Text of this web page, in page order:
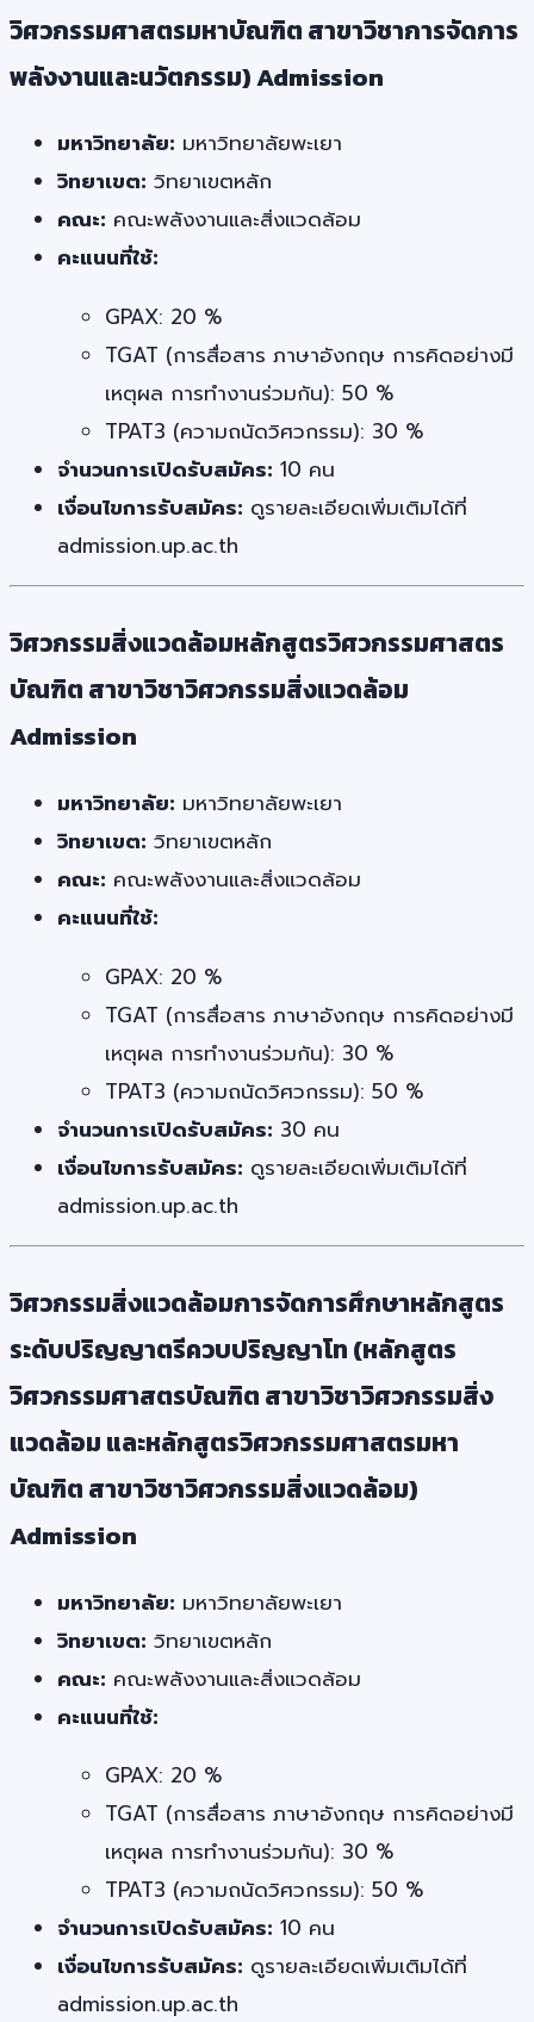
วิศวกรรมศาสตรมหาบัณฑิต สาขาวิชาการจัดการ
พลังงานและนวัตกรรม) Admission
มหาวิทยาลัย: มหาวิทยาลัยพะเยา
วิทยาเขต: วิทยาเขตหลัก
คณะ: คณะพลังงานและสิ่งแวดล้อม
คะแนนที่ใช้:
GPAX: 20 %
TGAT (การสื่อสาร ภาษาอังกฤษ การคิดอย่างมี
เหตุผล การทำงานร่วมกัน): 50 %
TPAT3 (ความถนัดวิศวกรรม): 30 %
จำนวนการเปิดรับสมัคร: 10 คน
เงื่อนไขการรับสมัคร: ดูรายละเอียดเพิ่มเติมได้ที่
admission.up.ac.th
วิศวกรรมสิ่งแวดล้อมหลักสูตรวิศวกรรมศาสตร
บัณฑิต สาขาวิชาวิศวกรรมสิ่งแวดล้อม
Admission
มหาวิทยาลัย: มหาวิทยาลัยพะเยา
วิทยาเขต: วิทยาเขตหลัก
คณะ: คณะพลังงานและสิ่งแวดล้อม
คะแนนที่ใช้:
GPAX: 20 %
TGAT (การสื่อสาร ภาษาอังกฤษ การคิดอย่างมี
เหตุผล การทำงานร่วมกัน): 30 %
TPAT3 (ความถนัดวิศวกรรม): 50 %
จำนวนการเปิดรับสมัคร: 30 คน
เงื่อนไขการรับสมัคร: ดูรายละเอียดเพิ่มเติมได้ที่
admission.up.ac.th
วิศวกรรมสิ่งแวดล้อมการจัดการศึกษาหลักสูตร
ระดับปริญญาตรีควบปริญญาโท (หลักสูตร
วิศวกรรมศาสตรบัณฑิต สาขาวิชาวิศวกรรมสิ่ง
แวดล้อม และหลักสูตรวิศวกรรมศาสตรมหา
บัณฑิต สาขาวิชาวิศวกรรมสิ่งแวดล้อม)
Admission
มหาวิทยาลัย: มหาวิทยาลัยพะเยา
วิทยาเขต: วิทยาเขตหลัก
คณะ: คณะพลังงานและสิ่งแวดล้อม
คะแนนที่ใช้:
GPAX: 20 %
TGAT (การสื่อสาร ภาษาอังกฤษ การคิดอย่างมี
เหตุผล การทำงานร่วมกัน): 30 %
TPAT3 (ความถนัดวิศวกรรม): 50 %
จำนวนการเปิดรับสมัคร: 10 คน
เงื่อนไขการรับสมัคร: ดูรายละเอียดเพิ่มเติมได้ที่
admission.up.ac.th